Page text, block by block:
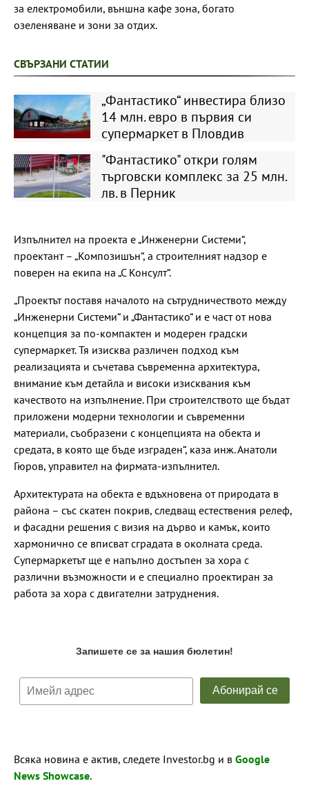
за електромобили, външна кафе зона, богато
озеленяване и зони за отдих.
СВЪРЗАНИ СТАТИИ
„Фантастико“ инвестира близо
14 млн. евро в първия си
супермаркет в Пловдив
"Фантастико" откри голям
търговски комплекс за 25 млн.
лв. в Перник
Изпълнител на проекта е „Инженерни Системи“,
проектант – „Композишън“, а строителният надзор е
поверен на екипа на „С Консулт“.
„Проектът поставя началото на сътрудничеството между
„Инженерни Системи“ и „Фантастико“ и е част от нова
концепция за по-компактен и модерен градски
супермаркет. Тя изисква различен подход към
реализацията и съчетава съвременна архитектура,
внимание към детайла и високи изисквания към
качеството на изпълнение. При строителството ще бъдат
приложени модерни технологии и съвременни
материали, съобразени с концепцията на обекта и
средата, в която ще бъде изграден“, каза инж. Анатоли
Гюров, управител на фирмата-изпълнител.
Архитектурата на обекта е вдъхновена от природата в
района – със скатен покрив, следващ естествения релеф,
и фасадни решения с визия на дърво и камък, които
хармонично се вписват сградата в околната среда.
Супермаркетът ще е напълно достъпен за хора с
различни възможности и е специално проектиран за
работа за хора с двигателни затруднения.
Всяка новина е актив, следете Investor.bg и в Google
News Showcase.